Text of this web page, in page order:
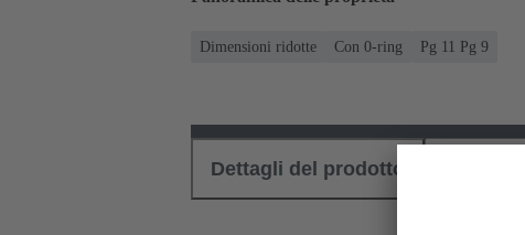
Dimensioni ridotte Con 0-ring Pg 11 Pg 9
Dettagli del prodotto